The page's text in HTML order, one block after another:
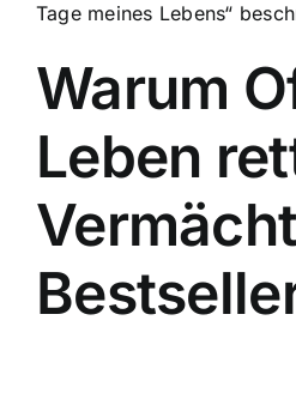
Tage meines Lebens“
Warum
Leben